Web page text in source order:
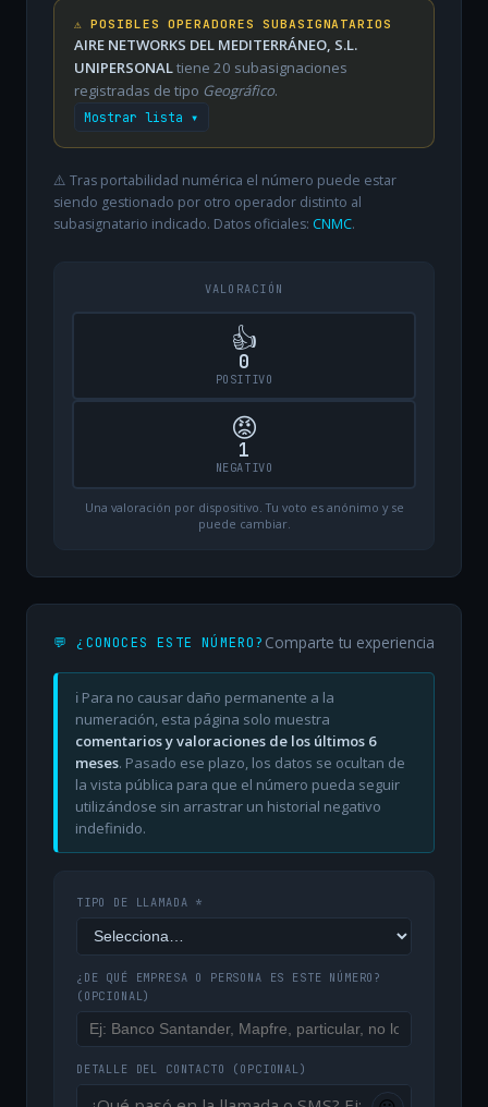
⚠️ POSIBLES OPERADORES SUBASIGNATARIOS
AIRE NETWORKS DEL MEDITERRÁNEO, S.L.
UNIPERSONALtiene 20 subasignaciones
registradas de tipo Geográfico.
Mostrar lista ▾
⚠️ Tras portabilidad numérica el número puede estar
siendo gestionado por otro operador distinto al
subasignatario indicado. Datos oficiales: CNMC.
VALORACIÓN
👍
0
POSITIVO
😡
1
NEGATIVO
Una valoración por dispositivo. Tu voto es anónimo y se
puede cambiar.
💬 ¿CONOCES ESTE NÚMERO? Comparte tu experiencia
ℹ️ Para no causar daño permanente a la
numeración, esta página solo muestra
comentarios y valoraciones de los últimos 6
meses. Pasado ese plazo, los datos se ocultan de
la vista pública para que el número pueda seguir
utilizándose sin arrastrar un historial negativo
indefinido.
TIPO DE LLAMADA *
¿DE QUÉ EMPRESA O PERSONA ES ESTE NÚMERO?
(OPCIONAL)
DETALLE DEL CONTACTO (OPCIONAL)